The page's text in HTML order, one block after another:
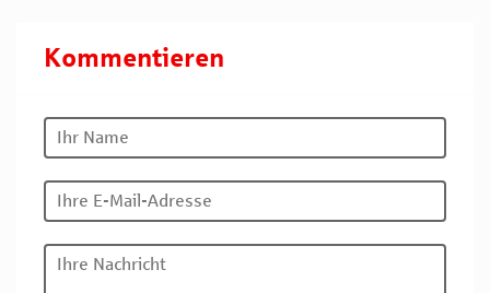
Kommentieren